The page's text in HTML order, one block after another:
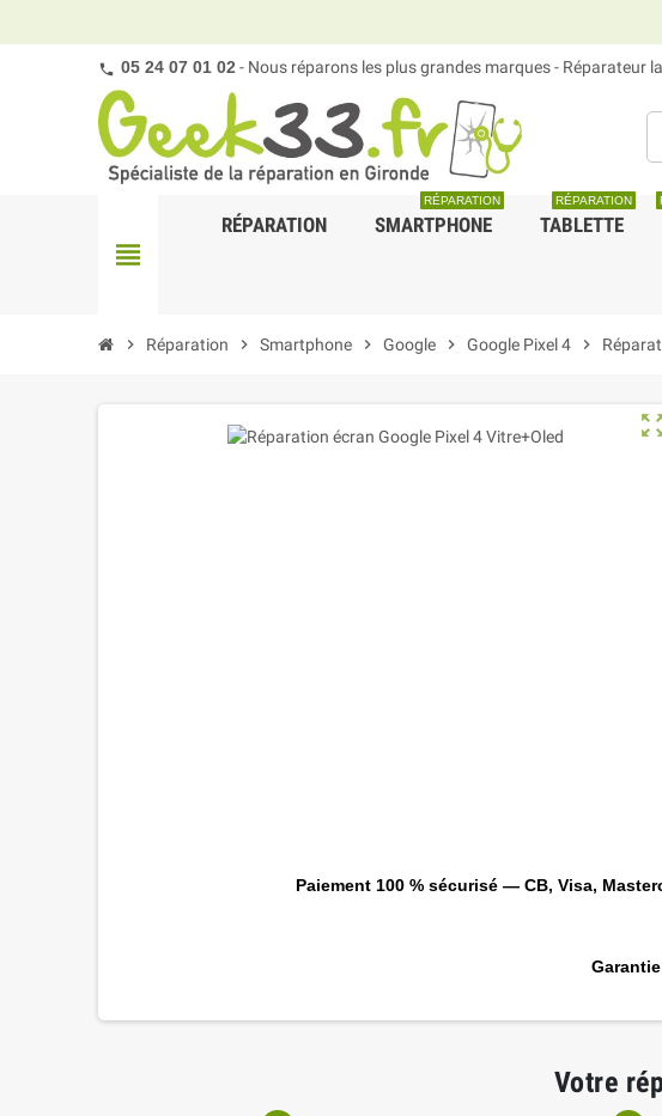
05 24 07 01 02- Nous réparons les plus grandes marques - Réparateur
view_headline
RÉPARATION SMARTPHONE
RÉPARATION
TABLETTE
RÉPARATION
chevron_right Réparation chevron_right Smartphone chevron_right Google chevron_right Google Pixel 4 chevron_right
Paiement 100 % sécurisé — CB, Visa,
Votre